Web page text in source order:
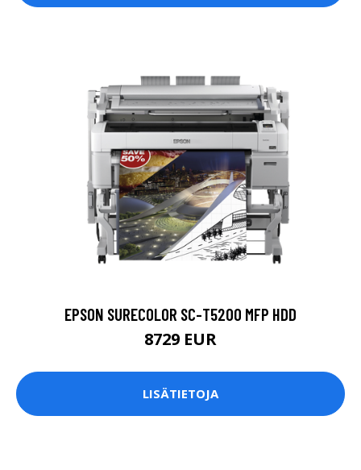
EPSON SURECOLOR SC-T5200 MFP HDD
8729 EUR
LISÄTIETOJA